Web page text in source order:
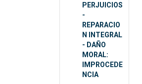
PERJUICIOS
-
REPARACIO
N INTEGRAL
- DAÑO
MORAL:
IMPROCEDE
NCIA